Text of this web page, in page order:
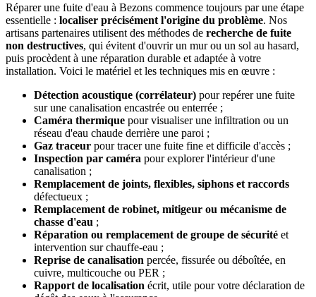
Réparer une fuite d'eau à Bezons commence toujours par une étape
essentielle : localiser précisément l'origine du problème. Nos
artisans partenaires utilisent des méthodes de recherche de fuite
non destructives, qui évitent d'ouvrir un mur ou un sol au hasard,
puis procèdent à une réparation durable et adaptée à votre
installation. Voici le matériel et les techniques mis en œuvre :
Détection acoustique (corrélateur) pour repérer une fuite
sur une canalisation encastrée ou enterrée ;
Caméra thermique pour visualiser une infiltration ou un
réseau d'eau chaude derrière une paroi ;
Gaz traceur pour tracer une fuite fine et difficile d'accès ;
Inspection par caméra pour explorer l'intérieur d'une
canalisation ;
Remplacement de joints, flexibles, siphons et raccords
défectueux ;
Remplacement de robinet, mitigeur ou mécanisme de
chasse d'eau ;
Réparation ou remplacement de groupe de sécurité et
intervention sur chauffe-eau ;
Reprise de canalisation percée, fissurée ou déboîtée, en
cuivre, multicouche ou PER ;
Rapport de localisation écrit, utile pour votre déclaration de